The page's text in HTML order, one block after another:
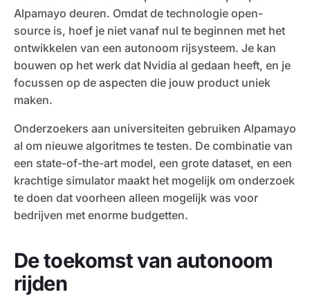
Alpamayo deuren. Omdat de technologie open-
source is, hoef je niet vanaf nul te beginnen met het
ontwikkelen van een autonoom rijsysteem. Je kan
bouwen op het werk dat Nvidia al gedaan heeft, en je
focussen op de aspecten die jouw product uniek
maken.
Onderzoekers aan universiteiten gebruiken Alpamayo
al om nieuwe algoritmes te testen. De combinatie van
een state-of-the-art model, een grote dataset, en een
krachtige simulator maakt het mogelijk om onderzoek
te doen dat voorheen alleen mogelijk was voor
bedrijven met enorme budgetten.
De toekomst van autonoom
rijden